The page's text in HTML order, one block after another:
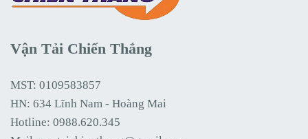
Vận Tải Chiến Thắng
MST: 0109583857
HN: 634 Lĩnh Nam - Hoàng Mai
Hotline: 0988.620.345